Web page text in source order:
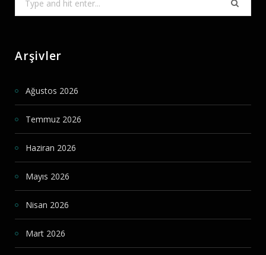
Arşivler
Ağustos 2026
Temmuz 2026
Haziran 2026
Mayıs 2026
Nisan 2026
Mart 2026